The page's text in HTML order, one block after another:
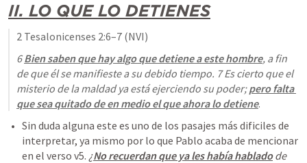
II. LO QUE LO DETIENES
2 Tesalonicenses 2:6–7 (NVI)
6 Bien saben que hay algo que detiene a este hombre, a fin
de que él se manifieste a su debido tiempo. 7 Es cierto que el
misterio de la maldad ya está ejerciendo su poder; pero falta
que sea quitado de en medio el que ahora lo detiene.
Sin duda alguna este es uno de los pasajes más dificiles de
interpretar, ya mismo por lo que Pablo acaba de mencionar
en el verso v5. ¿No recuerdan que ya les había hablado de